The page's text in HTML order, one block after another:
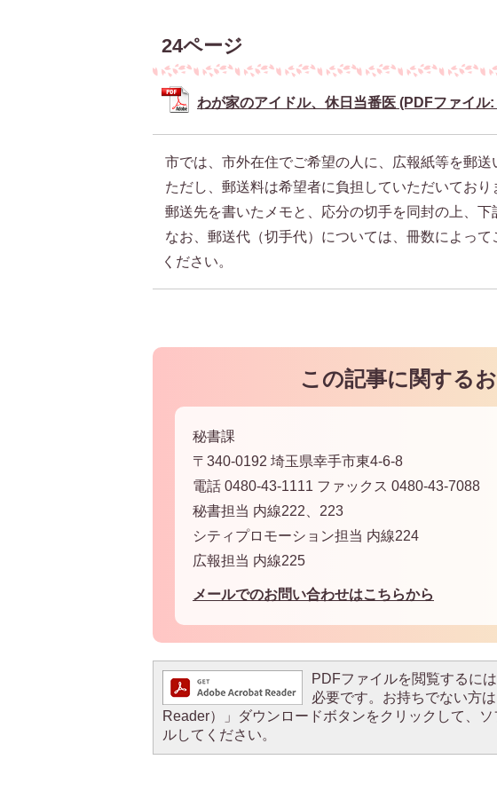
24ページ
わが家のアイドル、休日当番医 (PDFファイル
市では、市外在住でご希望の人に、広報紙等を郵送
ただし、郵送料は希望者に負担していただいており
郵送先を書いたメモと、応分の切手を同封の上、下
なお、郵送代（切手代）については、冊数によっ
ください。
この記事に関する
秘書課
〒340-0192 埼玉県幸手市東4-6-8
電話 0480-43-1111 ファックス 0480-43-7088
秘書担当 内線222、223
シティプロモーション担当 内線224
広報担当 内線225
メールでのお問い合わせはこちらから
PDFファイルを閲覧するに
必要です。お持ちでない方
Reader）」ダウンロードボタンをクリックして、
ルしてください。